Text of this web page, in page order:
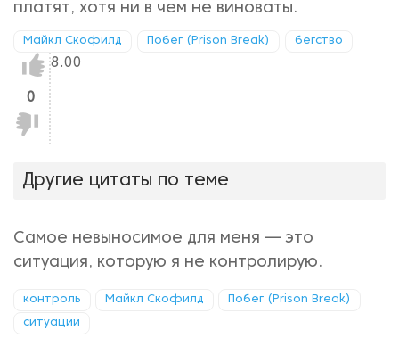
платят, хотя ни в чем не виноваты.
Майкл Скофилд Побег (Prison Break) бегство
Нравится!
0
Не
нравится!
8.00
Другие цитаты по теме
Самое невыносимое для меня — это
ситуация, которую я не контролирую.
контроль Майкл Скофилд Побег (Prison Break)
ситуации